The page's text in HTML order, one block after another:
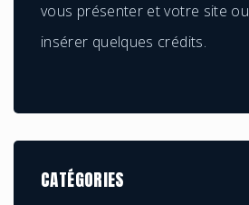
vous présenter et votre site ou
insérer quelques crédits.
CATÉGORIES